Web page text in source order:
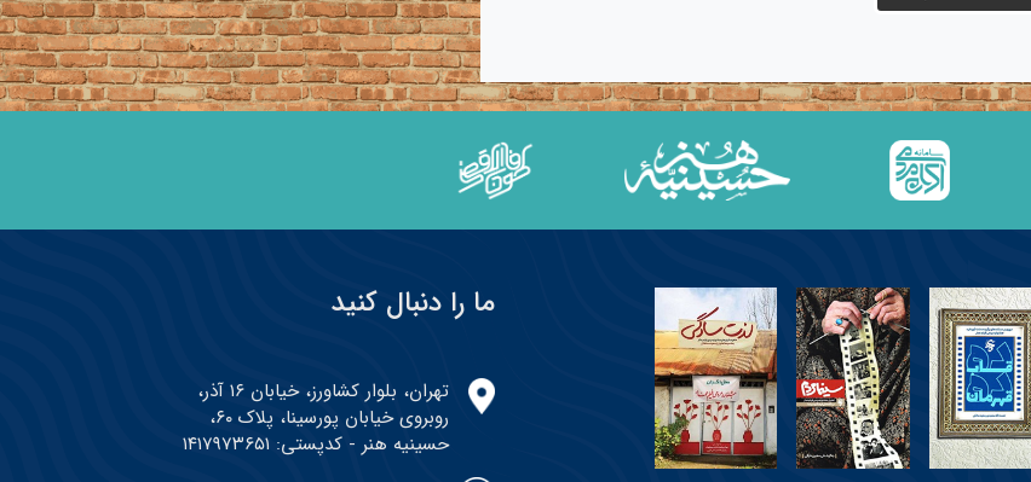
ما را دنبال کنید
تهران، بلوار کشاورز، خیابان ۱۶ آذر،
روبروی خیابان پورسینا، پلاک ۶۰،
حسینیه هنر - کدپستی: ۱۴۱۷۹۷۳۶۵۱